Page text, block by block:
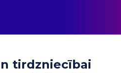
tirdzniecībai